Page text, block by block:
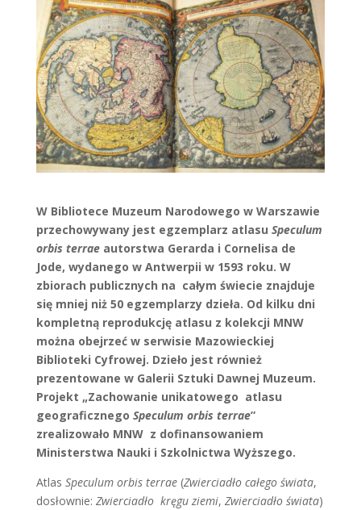
W Bibliotece Muzeum Narodowego w Warszawie
przechowywany jest egzemplarz atlasu Speculum
orbis terrae autorstwa Gerarda i Cornelisa de
Jode, wydanego w Antwerpii w 1593 roku. W
zbiorach publicznych na całym świecie znajduje
się mniej niż 50 egzemplarzy dzieła. Od kilku dni
kompletną reprodukcję atlasu z kolekcji MNW
można obejrzeć w serwisie Mazowieckiej
Biblioteki Cyfrowej. Dzieło jest również
prezentowane w Galerii Sztuki Dawnej Muzeum.
Projekt „Zachowanie unikatowego atlasu
geograficznego Speculum orbis terrae”
zrealizowało MNW z dofinansowaniem
Ministerstwa Nauki i Szkolnictwa Wyższego.
Atlas Speculum orbis terrae (Zwierciadło całego świata,
dosłownie: Zwierciadło kręgu ziemi, Zwierciadło świata)